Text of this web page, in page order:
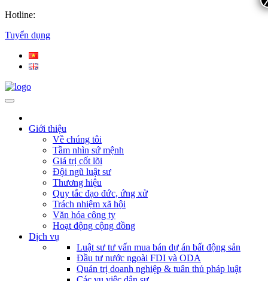
Hotline:
Tuyển dụng
Giới thiệu
Về chúng tôi
Tầm nhìn sứ mệnh
Giá trị cốt lõi
Đội ngũ luật sư
Thương hiệu
Quy tắc đạo đức, ứng xử
Trách nhiệm xã hội
Văn hóa công ty
Hoạt động cộng đồng
Dịch vụ
Luật sư tư vấn mua bán dự án bất động sản
Đầu tư nước ngoài FDI và ODA
Quản trị doanh nghiệp & tuân thủ pháp luật